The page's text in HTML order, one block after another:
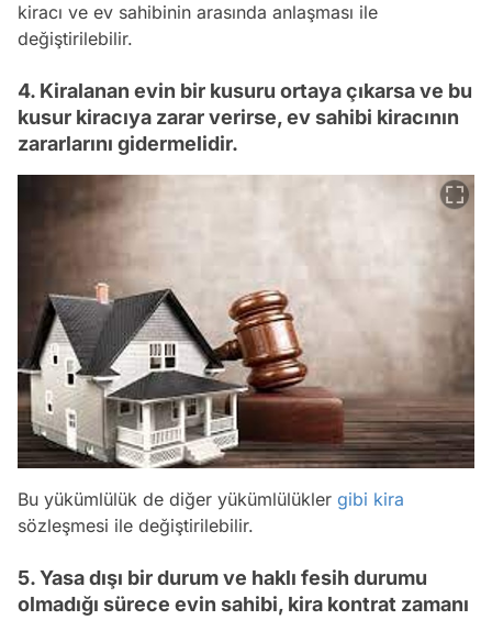
kiracı ve ev sahibinin arasında anlaşması ile
değiştirilebilir.
4. Kiralanan evin bir kusuru ortaya çıkarsa ve bu
kusur kiracıya zarar verirse, ev sahibi kiracının
zararlarını gidermelidir.
Bu yükümlülük de diğer yükümlülükler gibi kira
sözleşmesi ile değiştirilebilir.
5. Yasa dışı bir durum ve haklı fesih durumu
olmadığı sürece evin sahibi, kira kontrat zamanı